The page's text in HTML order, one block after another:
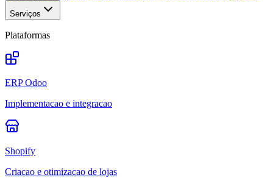
Serviços
Plataformas
ERP Odoo
Implementacao e integracao
Shopify
Criacao e otimizacao de lojas